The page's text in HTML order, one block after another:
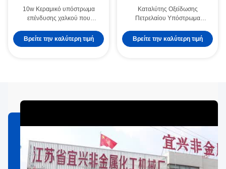
10w Κεραμικό υπόστρωμα
επένδυσης χαλκού που
επικάλυψης που παρέχει
Βρείτε την καλύτερη τιμή
Καταλύτης Οξείδωσης
Πετρελαίου Υπόστρωμα
Υπόστρωμα Ισχύς 7W Παροχή
Βρείτε την καλύτερη τιμή